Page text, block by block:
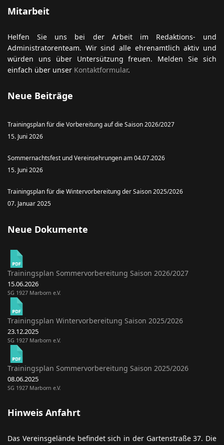
Mitarbeit
Helfen Sie uns bei der Arbeit im Redaktions- und
Administratorenteam. Wir sind alle ehrenamtlich aktiv und
würden uns über Untersützung freuen. Melden Sie sich
einfach über unser Kontaktformular.
Neue Beiträge
Trainingsplan für die Vorbereitung auf die Saison 2026/2027
15. Juni 2026
Sommernachtsfest und Vereinsehrungen am 04.07.2026
15. Juni 2026
Trainingsplan für die Wintervorbereitung der Saison 2025/2026
07. Januar 2025
Neue Dokumente
Trainingsplan Sommervorbereitung Saison 2026/2027
15.06.2026
SG 1927 Marborn e.V.
Trainingsplan Wintervorbereitung Saison 2025/2026
23.12.2025
SG 1927 Marborn e.V.
Trainingsplan Sommervorbereitung Saison 2025/2026
08.06.2025
SG 1927 Marborn e.V.
Hinweis Anfahrt
Das Vereinsgelände befindet sich in der Gartenstraße 37. Die